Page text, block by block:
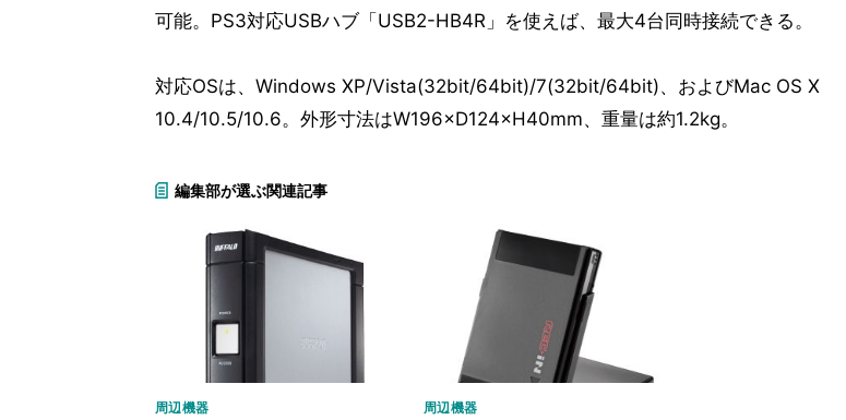
可能。PS3対応USBハブ「USB2-HB4R」を使えば、最大4台同時接続できる。
対応OSは、Windows XP/Vista(32bit/64bit)/7(32bit/64bit)、およびMac OS X
10.4/10.5/10.6。外形寸法はW196×D124×H40mm、重量は約1.2kg。
編集部が選ぶ関連記事
周辺機器 周辺機器